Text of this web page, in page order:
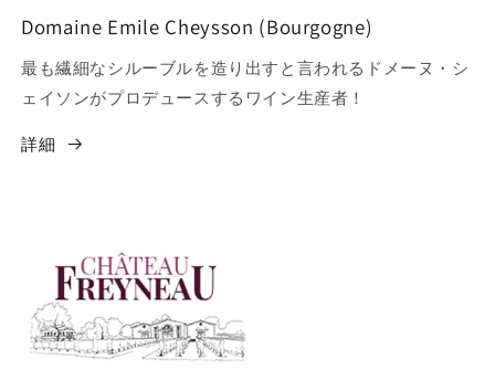
Domaine Emile Cheysson (Bourgogne)
最も繊細なシルーブルを造り出すと言われるドメーヌ・シ
ェイソンがプロデュースするワイン生産者！
詳細